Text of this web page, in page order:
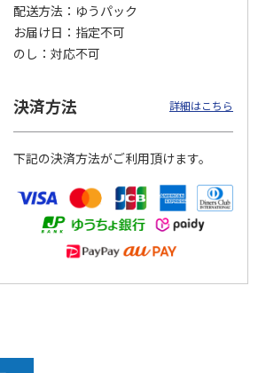
ローラルの香り
(送料別・税込)
えBOX とりささ…
(送料別・税込)
配送方法
ゆうパック
お届け日
指定不可
のし
対応不可
決済方法 詳細はこちら
下記の決済方法がご利用頂けます。